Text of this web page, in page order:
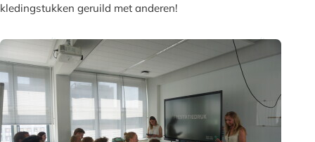
kledingstukken geruild met anderen!